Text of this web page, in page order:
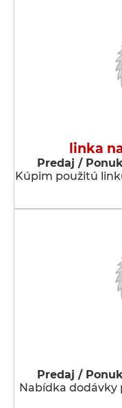
linka
Predaj /
Kúpim použitú
Predaj /
Nabídka dodávky